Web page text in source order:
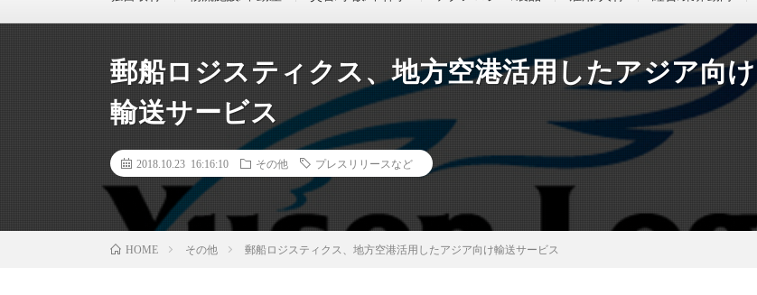
郵船ロジスティクス、地方空港活用したアジア向け
輸送サービス
2018.10.23 16:16:10 その他 プレスリリースなど
HOME その他 郵船ロジスティクス、地方空港活用したアジア向け輸送サービス